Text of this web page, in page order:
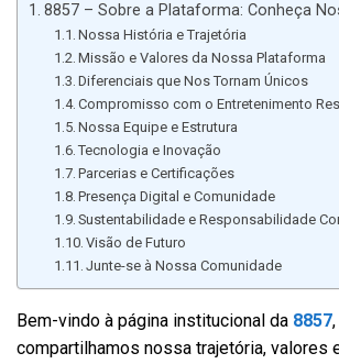
8857 – Sobre a Plataforma: Conheça
Nossa História e Trajetória
Missão e Valores da Nossa Plataforma
Diferenciais que Nos Tornam Únicos
Compromisso com o Entretenimento
Nossa Equipe e Estrutura
Tecnologia e Inovação
Parcerias e Certificações
Presença Digital e Comunidade
Sustentabilidade e Responsabilidade
Visão de Futuro
Junte-se à Nossa Comunidade
Bem-vindo à página institucional da 8857
compartilhamos nossa trajetória, valores